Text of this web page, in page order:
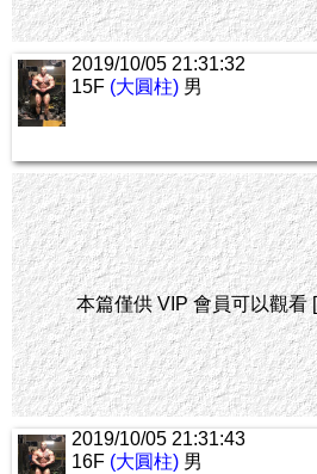
2019/10/05 21:31:32
15F (大圓柱) 男
本篇僅供 VIP 會員可以觀看
2019/10/05 21:31:43
16F (大圓柱) 男